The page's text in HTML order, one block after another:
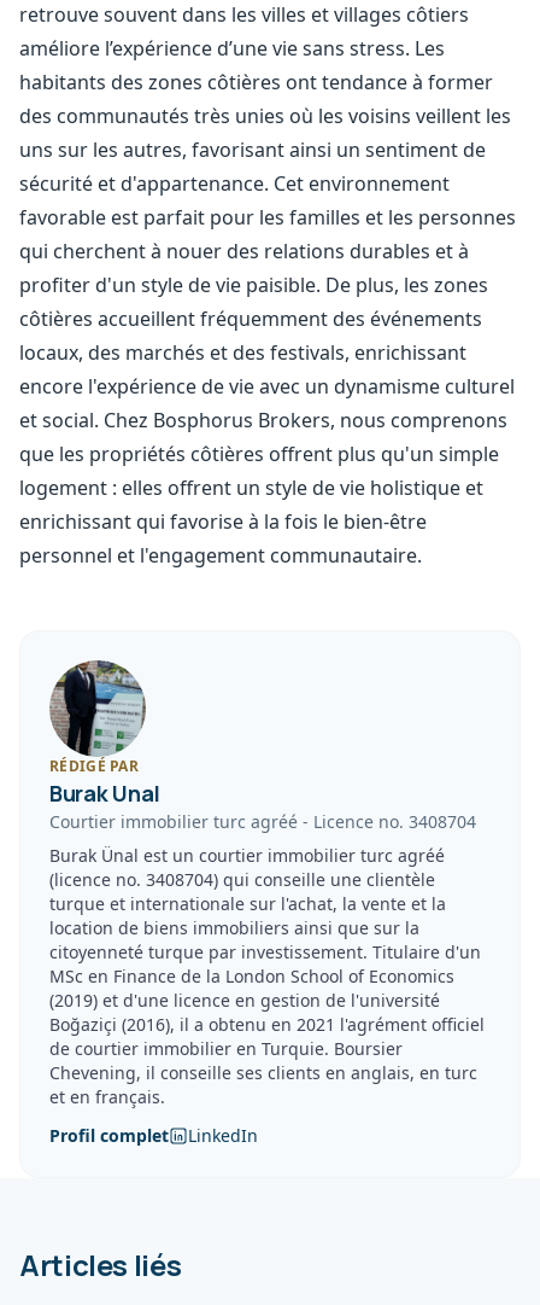
retrouve souvent dans les villes et villages côtiers
améliore l’expérience d’une vie sans stress. Les
habitants des zones côtières ont tendance à former
des communautés très unies où les voisins veillent les
uns sur les autres, favorisant ainsi un sentiment de
sécurité et d'appartenance. Cet environnement
favorable est parfait pour les familles et les personnes
qui cherchent à nouer des relations durables et à
profiter d'un style de vie paisible. De plus, les zones
côtières accueillent fréquemment des événements
locaux, des marchés et des festivals, enrichissant
encore l'expérience de vie avec un dynamisme culturel
et social. Chez Bosphorus Brokers, nous comprenons
que les propriétés côtières offrent plus qu'un simple
logement : elles offrent un style de vie holistique et
enrichissant qui favorise à la fois le bien-être
personnel et l'engagement communautaire.
RÉDIGÉ PAR
Burak Unal
Courtier immobilier turc agréé - Licence no. 3408704
Burak Ünal est un courtier immobilier turc agréé
(licence no. 3408704) qui conseille une clientèle
turque et internationale sur l'achat, la vente et la
location de biens immobiliers ainsi que sur la
citoyenneté turque par investissement. Titulaire d'un
MSc en Finance de la London School of Economics
(2019) et d'une licence en gestion de l'université
Boğaziçi (2016), il a obtenu en 2021 l'agrément officiel
de courtier immobilier en Turquie. Boursier
Chevening, il conseille ses clients en anglais, en turc
et en français.
Profil complet
LinkedIn
Articles liés